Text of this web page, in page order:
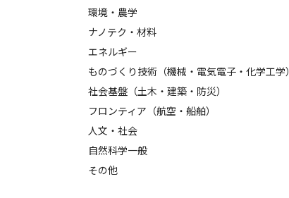
環境・農学
ナノテク・材料
エネルギー
ものづくり技術（機械・電気電子・化学工学）
社会基盤（土木・建築・防災）
フロンティア（航空・船舶）
人文・社会
自然科学一般
その他